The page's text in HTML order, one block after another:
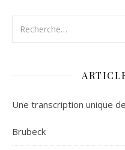
Une transcription unique
Brubeck